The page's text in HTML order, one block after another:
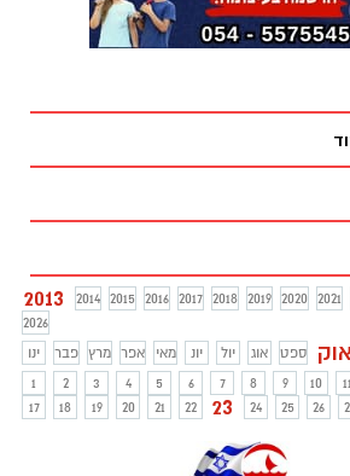
נצחון שנשא לסרי, הוא הודה לשותפיו לדרך
ולבוחרים
2013 2014 2015 2016 2017 2018 2019 2020 2021
2026
ינו
פבר מרץ אפר מאי יונ יול אוג ספט אוק
1
2 3 4 5 6 7 8 9 10 11
17
18 19 20 21 22 23 24 25 26